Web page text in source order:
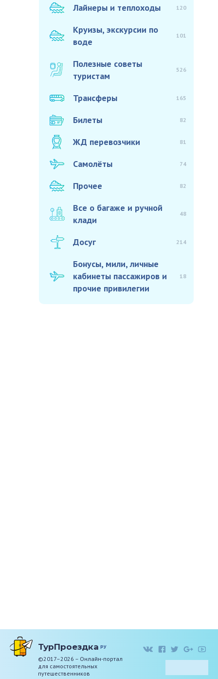
Лайнеры и теплоходы 120
Круизы, экскурсии по
воде
101
Полезные советы
туристам
526
Трансферы 165
Билеты 82
ЖД перевозчики 81
Самолёты 74
Прочее 82
Все о багаже и ручной
клади
48
Досуг 214
Бонусы, мили, личные
кабинеты пассажиров и
прочие привилегии
18
ТурПроездка ру
©2017–2026 – Онлайн-портал
для самостоятельных
путешественников